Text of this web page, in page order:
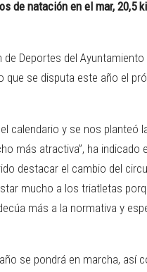
de natación en el mar, 20,5
Deportes del
que se disputa este año el
calendario y se nos planteó
más atractiva”, ha indicado
destacar el cambio del
mucho a los triatletas
más a la normativa y
se pondrá en marcha, así